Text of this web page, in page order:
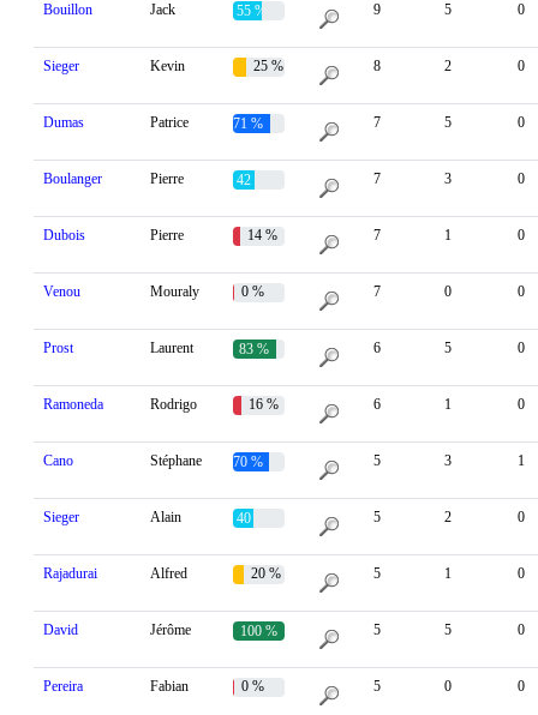
Bouillon Jack 55 % 9 5 0
Sieger Kevin 25 % 8 2 0
Dumas Patrice 71 % 7 5 0
Boulanger Pierre 42 % 7 3 0
Dubois Pierre 14 % 7 1 0
Venou Mouraly 0 % 7 0 0
Prost Laurent 83 % 6 5 0
Ramoneda Rodrigo 16 % 6 1 0
Cano Stéphane 70 % 5 3 1
Sieger Alain 40 % 5 2 0
Rajadurai Alfred 20 % 5 1 0
David Jérôme 100 % 5 5 0
Pereira Fabian 0 % 5 0 0